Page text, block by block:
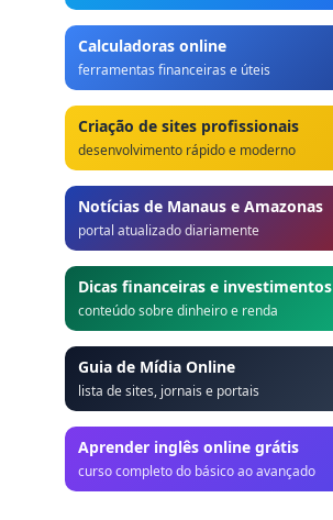
Calculadoras online
ferramentas financeiras e úteis
Criação de sites profissionais
desenvolvimento rápido e moderno
Notícias de Manaus e Amazonas
portal atualizado diariamente
Dicas financeiras e investimentos
conteúdo sobre dinheiro e renda
Guia de Mídia Online
lista de sites, jornais e portais
Aprender inglês online grátis
curso completo do básico ao avançado